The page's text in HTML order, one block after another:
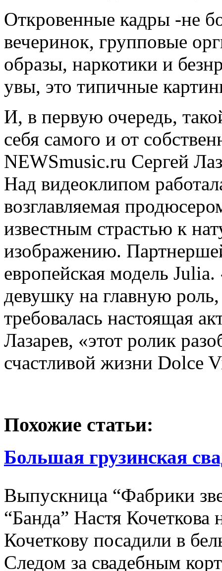
Откровенные кадры -не
вечеринок, групповые
образы, наркотики и
увы, это типичные
И, в первую очередь,
себя самого и от
NEWSmusic.ru Сергей
Над видеоклипом
возглавляемая
известным страстью к
изображению.
европейская модель
девушку на главную
требовалась настоящая
Лазарев, «этот ролик
счастливой жизни Dolce
Похожие статьи:
Большая грузинская
Выпускница “Фабрики
“Банда” Настя
Кочеткову посадили в
Следом за свадебным